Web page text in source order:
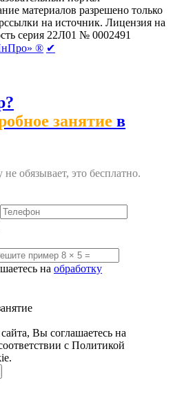
материалов разрешено только
на источник. Лицензия на
серия 22Л01 № 0002491
® ✔
занятие в
обязывает, это бесплатно.
на обработку
Вы соглашаетесь на
с Политикой